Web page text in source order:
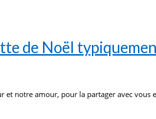
de Noël
notre amour, pour la partager avec